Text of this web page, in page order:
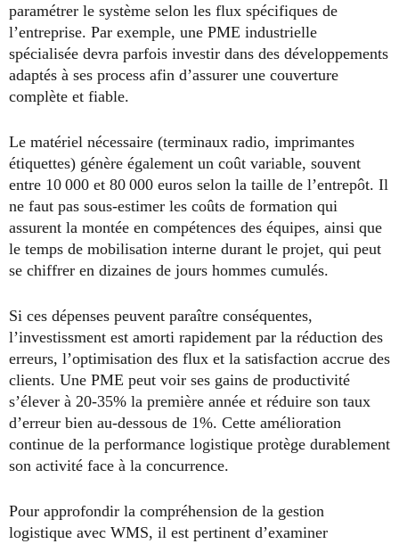
paramétrer le système selon les flux spécifiques de
l’entreprise. Par exemple, une PME industrielle
spécialisée devra parfois investir dans des développements
adaptés à ses process afin d’assurer une couverture
complète et fiable.
Le matériel nécessaire (terminaux radio, imprimantes
étiquettes) génère également un coût variable, souvent
entre 10 000 et 80 000 euros selon la taille de l’entrepôt. Il
ne faut pas sous-estimer les coûts de formation qui
assurent la montée en compétences des équipes, ainsi que
le temps de mobilisation interne durant le projet, qui peut
se chiffrer en dizaines de jours hommes cumulés.
Si ces dépenses peuvent paraître conséquentes,
l’investissment est amorti rapidement par la réduction des
erreurs, l’optimisation des flux et la satisfaction accrue des
clients. Une PME peut voir ses gains de productivité
s’élever à 20-35% la première année et réduire son taux
d’erreur bien au-dessous de 1%. Cette amélioration
continue de la performance logistique protège durablement
son activité face à la concurrence.
Pour approfondir la compréhension de la gestion
logistique avec WMS, il est pertinent d’examiner